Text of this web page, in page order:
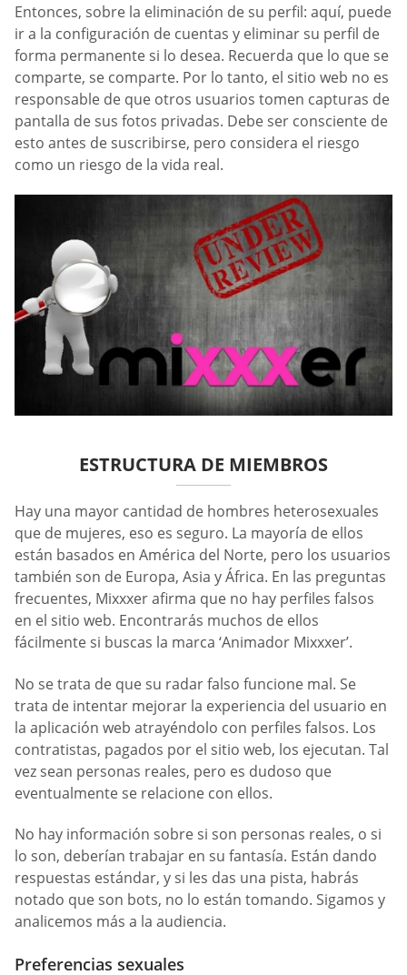
Entonces, sobre la eliminación de su perfil: aquí, puede
ir a la configuración de cuentas y eliminar su perfil de
forma permanente si lo desea. Recuerda que lo que se
comparte, se comparte. Por lo tanto, el sitio web no es
responsable de que otros usuarios tomen capturas de
pantalla de sus fotos privadas. Debe ser consciente de
esto antes de suscribirse, pero considera el riesgo
como un riesgo de la vida real.
ESTRUCTURA DE MIEMBROS
Hay una mayor cantidad de hombres heterosexuales
que de mujeres, eso es seguro. La mayoría de ellos
están basados en América del Norte, pero los usuarios
también son de Europa, Asia y África. En las preguntas
frecuentes, Mixxxer afirma que no hay perfiles falsos
en el sitio web. Encontrarás muchos de ellos
fácilmente si buscas la marca ‘Animador Mixxxer’.
No se trata de que su radar falso funcione mal. Se
trata de intentar mejorar la experiencia del usuario en
la aplicación web atrayéndolo con perfiles falsos. Los
contratistas, pagados por el sitio web, los ejecutan. Tal
vez sean personas reales, pero es dudoso que
eventualmente se relacione con ellos.
No hay información sobre si son personas reales, o si
lo son, deberían trabajar en su fantasía. Están dando
respuestas estándar, y si les das una pista, habrás
notado que son bots, no lo están tomando. Sigamos y
analicemos más a la audiencia.
Preferencias sexuales